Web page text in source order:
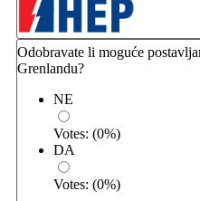
Odobravate li moguće
Grenlandu?
NE
Votes: (0%)
DA
Votes: (0%)